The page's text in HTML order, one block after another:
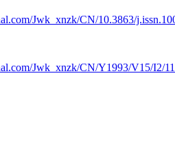
Jwk_xnzk/CN/10.3863/
Jwk_xnzk/CN/Y1993/V15/I2/